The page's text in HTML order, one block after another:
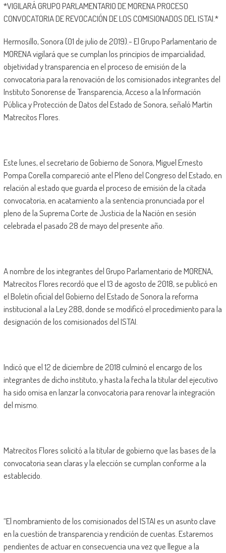
*VIGILARÁ GRUPO PARLAMENTARIO DE MORENA PROCESO
CONVOCATORIA DE REVOCACIÓN DE LOS COMISIONADOS DEL ISTAI.*
Hermosillo, Sonora (01 de julio de 2019).- El Grupo Parlamentario de
MORENA vigilará que se cumplan los principios de imparcialidad,
objetividad y transparencia en el proceso de emisión de la
convocatoria para la renovación de los comisionados integrantes del
Instituto Sonorense de Transparencia, Acceso a la Información
Pública y Protección de Datos del Estado de Sonora, señaló Martín
Matrecitos Flores.
Este lunes, el secretario de Gobierno de Sonora, Miguel Ernesto
Pompa Corella compareció ante el Pleno del Congreso del Estado, en
relación al estado que guarda el proceso de emisión de la citada
convocatoria, en acatamiento a la sentencia pronunciada por el
pleno de la Suprema Corte de Justicia de la Nación en sesión
celebrada el pasado 28 de mayo del presente año.
A nombre de los integrantes del Grupo Parlamentario de MORENA,
Matrecitos Flores recordó que el 13 de agosto de 2018, se publicó en
el Boletín oficial del Gobierno del Estado de Sonora la reforma
institucional a la Ley 288, donde se modificó el procedimiento para la
designación de los comisionados del ISTAI.
Indicó que el 12 de diciembre de 2018 culminó el encargo de los
integrantes de dicho instituto, y hasta la fecha la titular del ejecutivo
ha sido omisa en lanzar la convocatoria para renovar la integración
del mismo.
Matrecitos Flores solicitó a la titular de gobierno que las bases de la
convocatoria sean claras y la elección se cumplan conforme a la
establecido.
“El nombramiento de los comisionados del ISTAI es un asunto clave
en la cuestión de transparencia y rendición de cuentas. Estaremos
pendientes de actuar en consecuencia una vez que llegue a la